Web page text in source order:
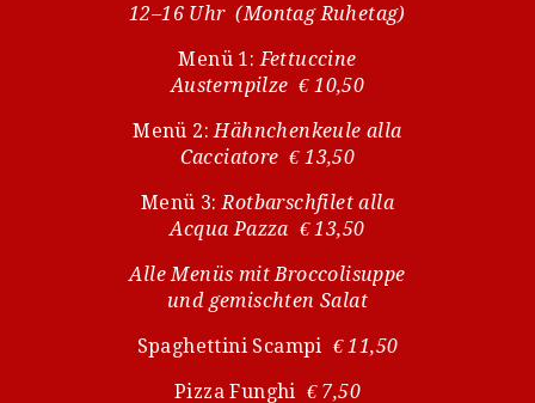
12–16 Uhr (Montag Ruhetag)
Menü 1: Fettuccine
Austernpilze € 10,50
Menü 2: Hähnchenkeule alla
Cacciatore € 13,50
Menü 3: Rotbarschfilet alla
Acqua Pazza € 13,50
Alle Menüs mit Broccolisuppe
und gemischten Salat
Spaghettini Scampi € 11,50
Pizza Funghi € 7,50